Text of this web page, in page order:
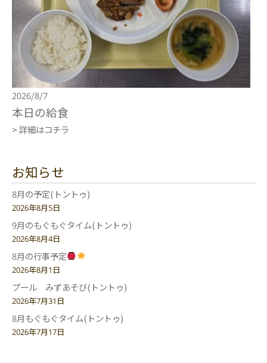
2026/8/7
本日の給食
> 詳細はコチラ
お知らせ
8月の予定(トントゥ)
2026年8月5日
9月のもぐもぐタイム(トントゥ)
2026年8月4日
8月の行事予定
2026年8月1日
プール みずあそび(トントゥ)
2026年7月31日
8月もぐもぐタイム(トントゥ)
2026年7月17日